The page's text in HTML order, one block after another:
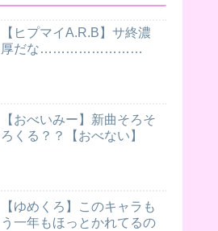
【ヒプマイA.R.B】サ終濃
厚だな……………………
【おべいみー】新曲そろそ
ろくる？？【おべない】
【ゆめくろ】このキャラも
う一年もほっとかれてるの